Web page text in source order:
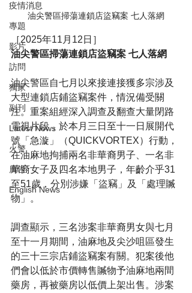
疫情消息
專題
影片
訪問
獨家
副刊
Latest News
火警
廣告
English News
油尖警區掃蕩連鎖店盜竊案 七人落網
［2025年11月12日］
油尖警區掃蕩連鎖店盜竊案 七人落網
油尖警區自七月以來接連接獲多宗涉及
大型連鎖店鋪盜竊案件，情況備受關
注。重案組經深入調查及翻查大量閉路
電視片段，於本月三日至十一日展開代
號「急漩」（QUICKVORTEX）行動，
在油麻地拘捕兩名非華裔男子、一名非
華裔女子及四名本地男子，年齡介乎31
至51歲，分別涉嫌「盜竊」及「處理贓
物」。
調查顯示，三名涉案非華裔男女與七月
至十一月期間，油麻地及尖沙咀區發生
的三十三宗店鋪盜竊案有關。犯案後他
們會以低於市價轉售贓物予油麻地兩間
藥房，再被藥房以低價上架出售。涉案